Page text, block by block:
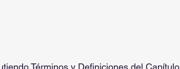
Términos y Definiciones del Capítulo